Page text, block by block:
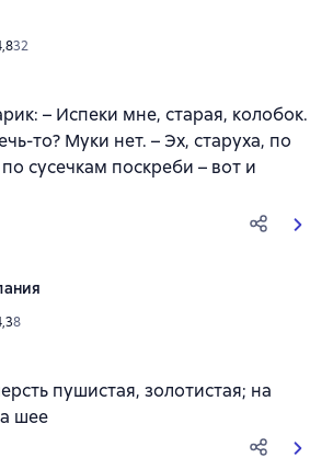
рейтинг 4,8 на основе 32 оценок
32
– Испеки мне, старая, колобок.
то? Муки нет. – Эх, старуха, по
сусечкам поскреби – вот и
рейтинг 4,3 на основе 8 оценок
8
пушистая, золотистая; на
шее